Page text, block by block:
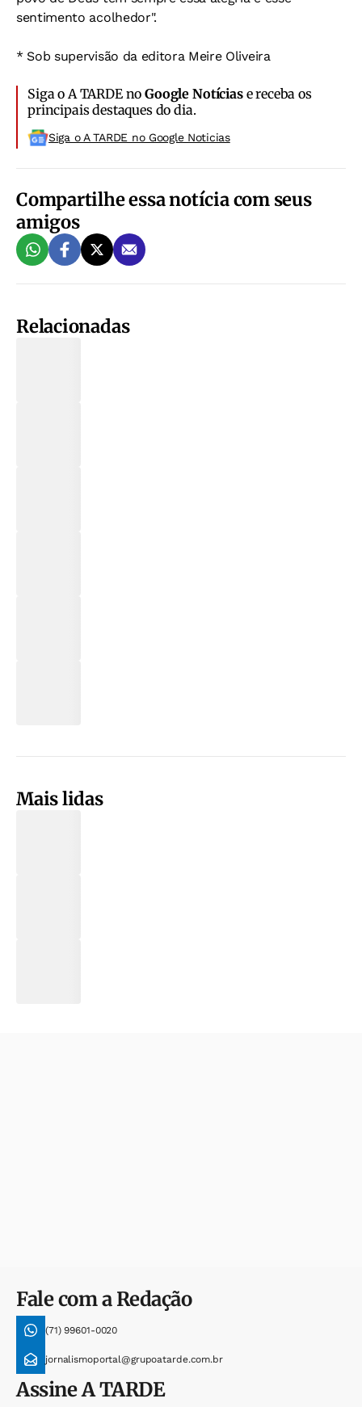
sentimento acolhedor".
* Sob supervisão da editora Meire Oliveira
Siga o A TARDE noGoogle Notíciase receba os
principais destaques do dia.
Siga o A TARDE no Google Noticias
Compartilhe essa notícia com seus
amigos
Relacionadas
Mais lidas
Fale com a Redação
(71) 99601-0020
jornalismoportal@grupoatarde.com.br
AssineA TARDE